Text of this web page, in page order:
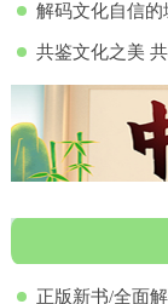
共鉴文化之美